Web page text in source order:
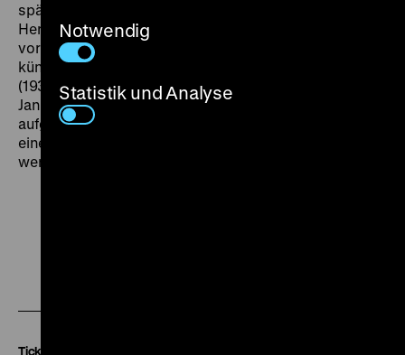
spätere Wendung glaubhaft macht“, lobt Georg
Herzberg imFilm-Kurier
vormalige Jannings-Rolle im „staatspolitisch und
künstlerisch besonders wertvollen“ Film
(1937, Regie: Veit Harlan). Goebbels lobt am 12.1.1943
Jannings „Meisterleistung“ im „komödienhaft
aufgezogenen Unterhaltungsfilm“ und prophezeit ihm
einen „Riesenerfolg“: „künstlerisch besonders
wertvoll“. (smf)
Tickets
Notwendig
Statistik und Analyse